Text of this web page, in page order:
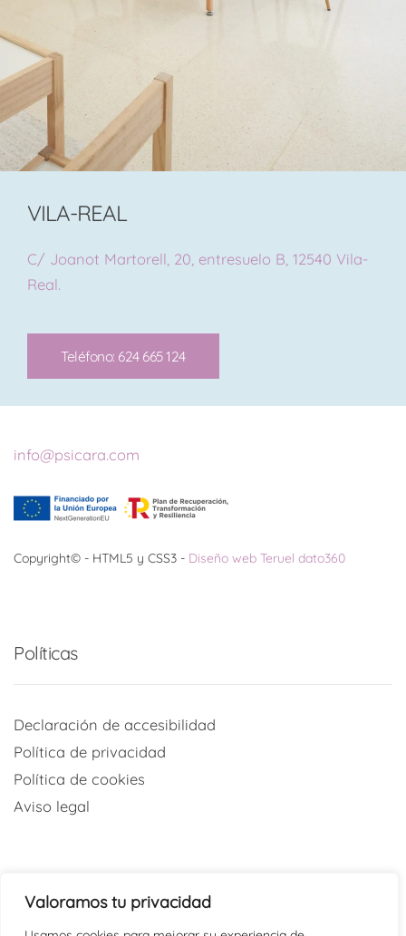
Valoramos tu privacidad
VILA-REAL
C/ Joanot Martorell, 20, entresuelo B, 12540 Vila-
Real.
Teléfono: 624 665 124
info@psicara.com
Copyright© - HTML5 y CSS3 - Diseño web Teruel dato360
Políticas
Declaración de accesibilidad
Política de privacidad
Política de cookies
Aviso legal
Redes sociales